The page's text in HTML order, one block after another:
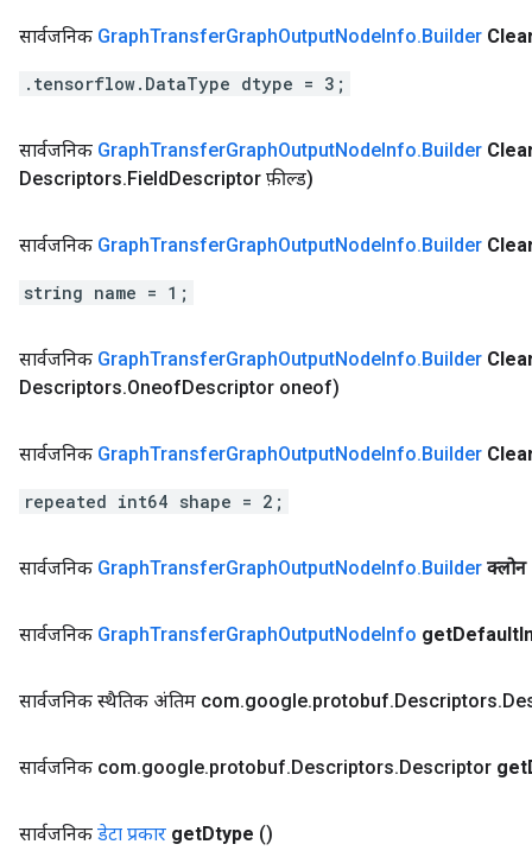
सार्वजनिक GraphTransferGraphOutputNodeInfo.Builder
.tensorflow.DataType dtype = 3;
सार्वजनिक GraphTransferGraphOutputNodeInfo.Builder
Descriptors.FieldDescriptor फ़ील्ड)
सार्वजनिक GraphTransferGraphOutputNodeInfo.Builder
string name = 1;
सार्वजनिक GraphTransferGraphOutputNodeInfo.Builder
Descriptors.OneofDescriptor oneof)
सार्वजनिक GraphTransferGraphOutputNodeInfo.Builder
repeated int64 shape = 2;
सार्वजनिक GraphTransferGraphOutputNodeInfo.Builder क्लोन
सार्वजनिक GraphTransferGraphOutputNodeInfo getDefault
सार्वजनिक स्थैतिक अंतिम com.google.protobuf.Descriptors.
सार्वजनिक com.google.protobuf.Descriptors.Descriptor get
सार्वजनिक डेटा प्रकार getDtype ()